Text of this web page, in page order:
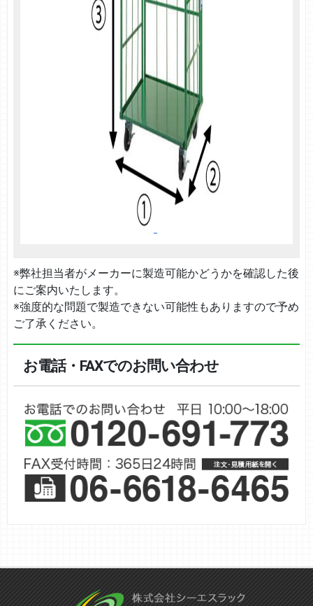
※弊社担当者がメーカーに製造可能かどうかを確認した後
にご案内いたします。
※強度的な問題で製造できない可能性もありますので予め
ご了承ください。
お電話・FAXでのお問い合わせ